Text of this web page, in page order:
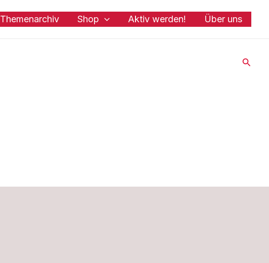
Themenarchiv Shop Aktiv werden! Über uns